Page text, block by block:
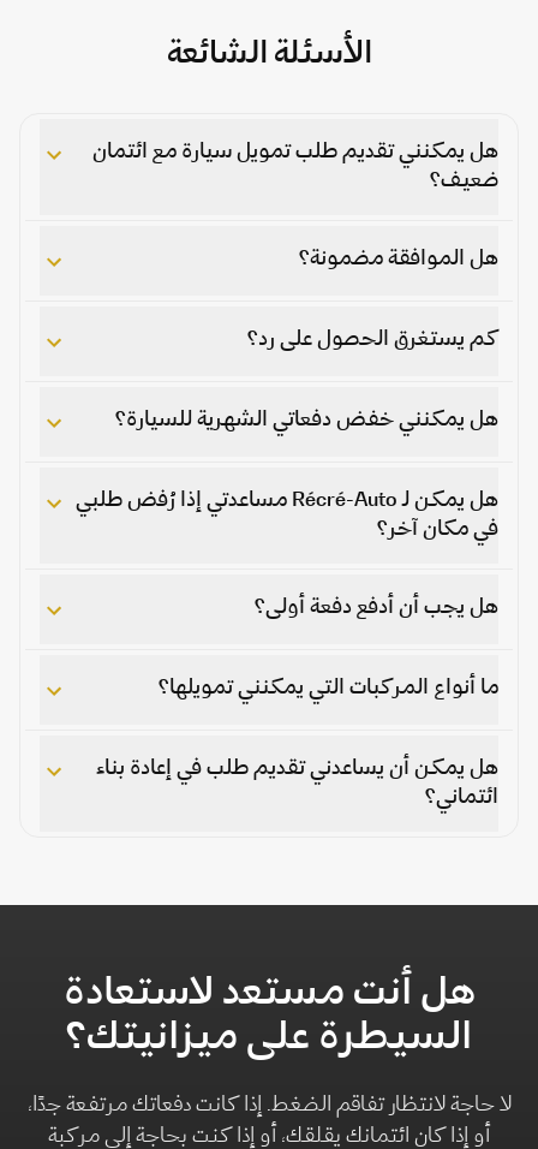
الأسئلة الشائعة
هل يمكنني تقديم طلب تمويل سيارة مع ائتمان
ضعيف؟
هل الموافقة مضمونة؟
كم يستغرق الحصول على رد؟
هل يمكنني خفض دفعاتي الشهرية للسيارة؟
هل يمكن لـ Récré-Auto مساعدتي إذا رُفض طلبي
في مكان آخر؟
هل يجب أن أدفع دفعة أولى؟
ما أنواع المركبات التي يمكنني تمويلها؟
هل يمكن أن يساعدني تقديم طلب في إعادة بناء
ائتماني؟
هل أنت مستعد لاستعادة
السيطرة على ميزانيتك؟
لا حاجة لانتظار تفاقم الضغط. إذا كانت دفعاتك مرتفعة جدًا،
أو إذا كان ائتمانك يقلقك، أو إذا كنت بحاجة إلى مركبة